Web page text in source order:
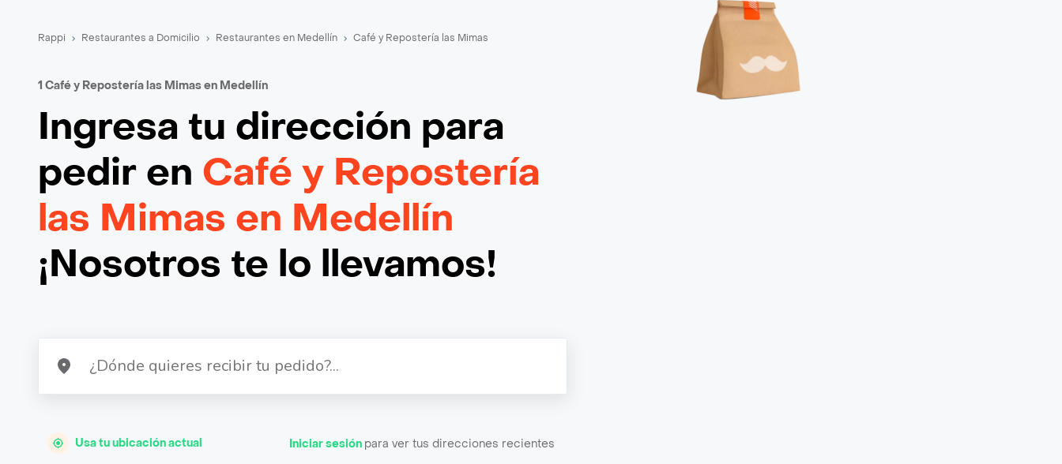
Rappi Restaurantes a Domicilio Restaurantes en Medellín Café y Repostería las Mimas
1 Café y Repostería las Mimas en Medellín
Ingresa tu dirección para
pedir en Café y Repostería
las Mimas en Medellín
¡Nosotros te lo llevamos!
Usa tu ubicación actual Iniciar sesión para ver tus direcciones recientes